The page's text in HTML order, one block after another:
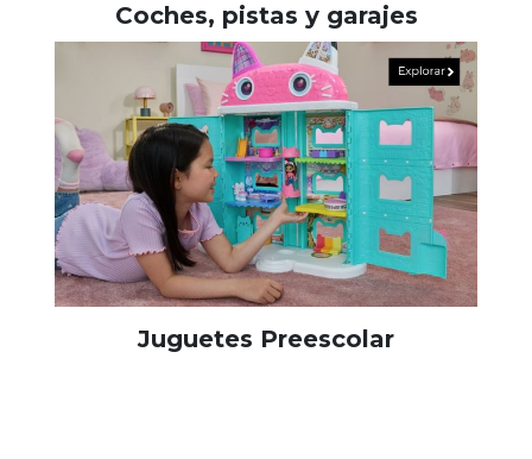
Coches, pistas y garajes
Juguetes Preescolar